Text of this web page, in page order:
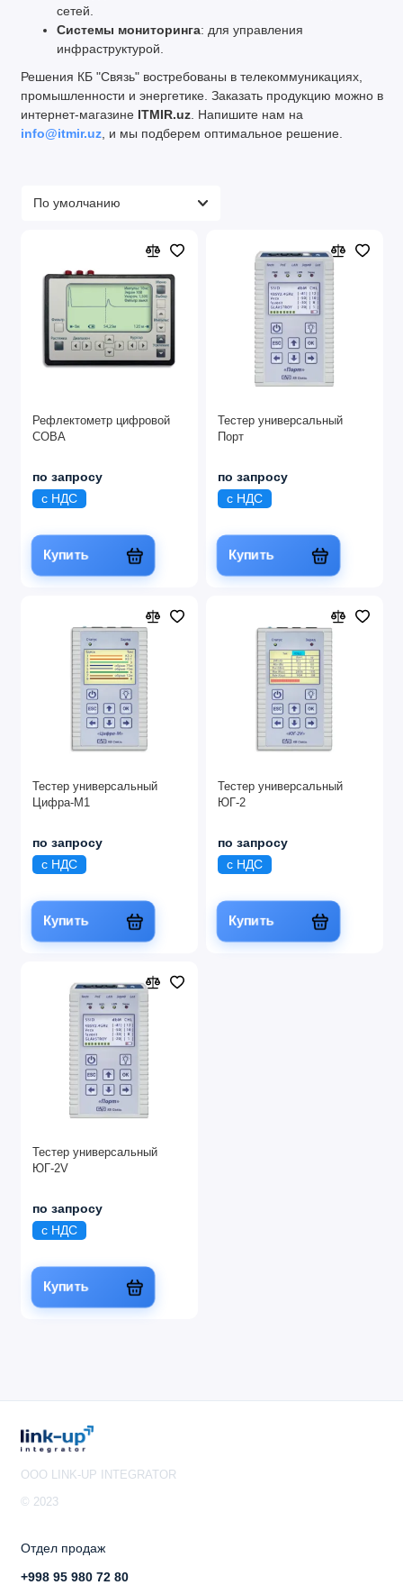
сетей.
Системы мониторинга: для управления
инфраструктурой.
Решения КБ "Связь" востребованы в телекоммуникациях,
промышленности и энергетике. Заказать продукцию можно в
интернет-магазине ITMIR.uz. Напишите нам на
info@itmir.uz, и мы подберем оптимальное решение.
Рефлектометр цифровой
СОВА
по запросу
с НДС
Купить
Тестер универсальный
Порт
по запросу
с НДС
Купить
Тестер универсальный
Цифра-М1
по запросу
с НДС
Купить
Тестер универсальный
ЮГ-2
по запросу
с НДС
Купить
Тестер универсальный
ЮГ-2V
по запросу
с НДС
Купить
OOO LINK-UP INTEGRATOR
© 2023
Отдел продаж
+998 95 980 72 80